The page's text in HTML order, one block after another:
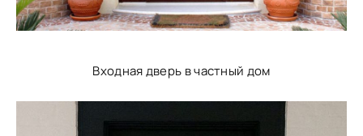
Входная дверь в частный дом